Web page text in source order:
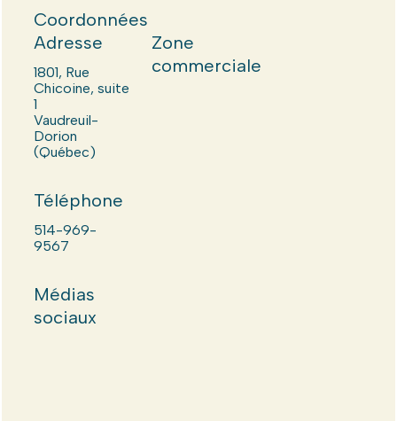
Coordonnées
Adresse
1801, Rue
Chicoine, suite
1
Vaudreuil-
Dorion
(Québec)
Téléphone
514-969-
9567
Médias
sociaux
Zone
commerciale